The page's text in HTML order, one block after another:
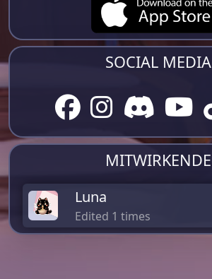
SOCIAL MEDIA
MITWIRKENDE
Luna
Edited 1 times